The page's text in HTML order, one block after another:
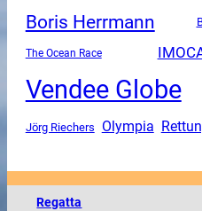
Boris Herrmann
The Ocean Race
Vendee Globe
Jörg Riechers Olympia
Regatta